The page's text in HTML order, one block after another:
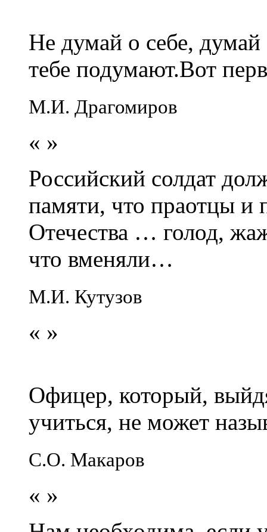
Не думай о себе,
тебе подумают.Вот
М.И. Драгомиров
« »
Российский солдат
памяти, что праотцы и
Отечества … голод,
что вменяли…
М.И. Кутузов
« »
Офицер, который,
учиться, не может
С.О. Макаров
« »